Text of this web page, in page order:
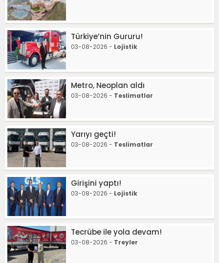
Türkiye’nin Gururu!
03-08-2026 - Lojistik
Metro, Neoplan aldı
03-08-2026 - Teslimatlar
Yarıyı geçti!
03-08-2026 - Teslimatlar
Girişini yaptı!
03-08-2026 - Lojistik
Tecrübe ile yola devam!
03-08-2026 - Treyler